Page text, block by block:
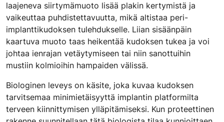
laajeneva siirtymämuoto lisää plakin kertymistä ja
vaikeuttaa puhdistettavuutta, mikä altistaa peri-
implanttikudoksen tulehdukselle. Liian sisäänpäin
kaartuva muoto taas heikentää kudoksen tukea ja voi
johtaa ienrajan vetäytymiseen tai niin sanottuihin
mustiin kolmioihin hampaiden välissä.
Biologinen leveys on käsite, joka kuvaa kudoksen
tarvitsemaa minimietäisyyttä implantin platformilta
terveen kiinnittymisen ylläpitämiseksi. Kun proteettinen